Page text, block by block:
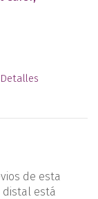
Detalles
de esta
distal está